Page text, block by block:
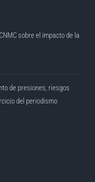
sobre el impacto de la
de presiones, riesgos
del periodismo